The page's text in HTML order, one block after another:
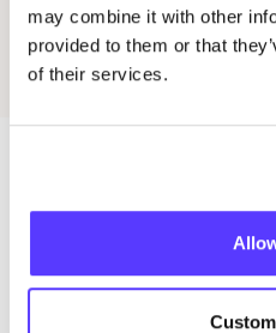
may combine it with other
provided to them or that
of their services.
Umwelt­freund­li­che Basics
Mehr Läden in